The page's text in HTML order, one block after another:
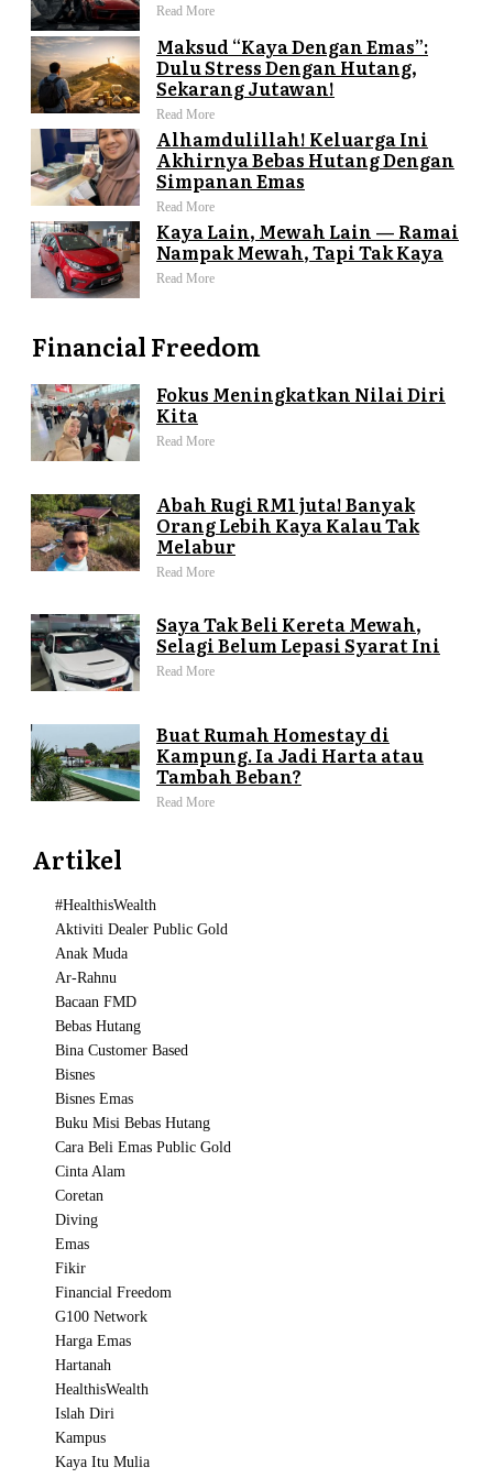
Read More
Maksud “Kaya Dengan Emas”:
Dulu Stress Dengan Hutang,
Sekarang Jutawan!
Read More
Alhamdulillah! Keluarga Ini
Akhirnya Bebas Hutang Dengan
Simpanan Emas
Read More
Kaya Lain, Mewah Lain — Ramai
Nampak Mewah, Tapi Tak Kaya
Read More
Financial Freedom
Fokus Meningkatkan Nilai Diri
Kita
Read More
Abah Rugi RM1 juta! Banyak
Orang Lebih Kaya Kalau Tak
Melabur
Read More
Saya Tak Beli Kereta Mewah,
Selagi Belum Lepasi Syarat Ini
Read More
Buat Rumah Homestay di
Kampung. Ia Jadi Harta atau
Tambah Beban?
Read More
Artikel
#HealthisWealth
Aktiviti Dealer Public Gold
Anak Muda
Ar-Rahnu
Bacaan FMD
Bebas Hutang
Bina Customer Based
Bisnes
Bisnes Emas
Buku Misi Bebas Hutang
Cara Beli Emas Public Gold
Cinta Alam
Coretan
Diving
Emas
Fikir
Financial Freedom
G100 Network
Harga Emas
Hartanah
HealthisWealth
Islah Diri
Kampus
Kaya Itu Mulia